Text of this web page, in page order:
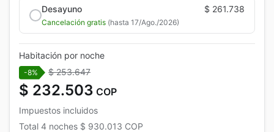
Desayuno $ 261.738
Cancelación gratis (hasta 17/Ago./2026)
Habitación por noche
-8% $ 253.647
$ 232.503 COP
Impuestos incluidos
Total 4 noches $ 930.013 COP